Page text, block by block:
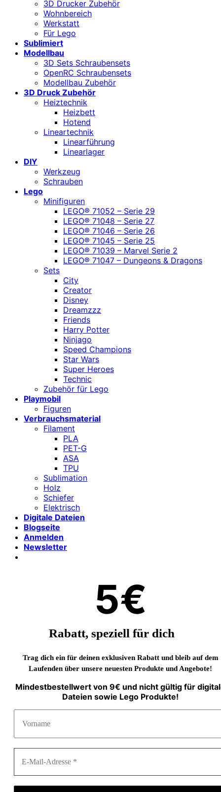
3D Drucker Zubehör
Wohnbereich
Werkstatt
Für Lego
Sublimiert
Modellbau
3D Sets Schraubensets
OpenRC Schraubensets
Modellbau Zubehör
3D Druck Zubehör
Heiztechnik
Heizbett
Hotend
Lineartechnik
Linearführung
Linearlager
DIY
Werkzeug
Schrauben
Lego
Minifiguren
LEGO® 71052 – Serie 29
LEGO® 71048 – Serie 27
LEGO® 71046 – Serie 26
LEGO® 71045 – Serie 25
LEGO® 71039 – Marvel Serie 2
LEGO® 71047 – Dungeons & Dragons
Sets
City
Creator
Disney
Dreamzzz
Friends
Harry Potter
Ninjago
Speed Champions
Star Wars
Super Heroes
Technic
Zubehör für Lego
Playmobil
Figuren
Verbrauchsmaterial
Filament
PLA
PET-G
ASA
TPU
Sublimation
Holz
Schiefer
Elektrisch
Digitale Dateien
Blogseite
Anmelden
Newsletter
5€
Rabatt, speziell für dich
Trag dich ein für deinen exklusiven Rabatt und bleib auf dem
Laufenden über unsere neuesten Produkte und Angebote!
Mindestbestellwert von 9€ und nicht gültig für
Dateien sowie Lego Produkte!